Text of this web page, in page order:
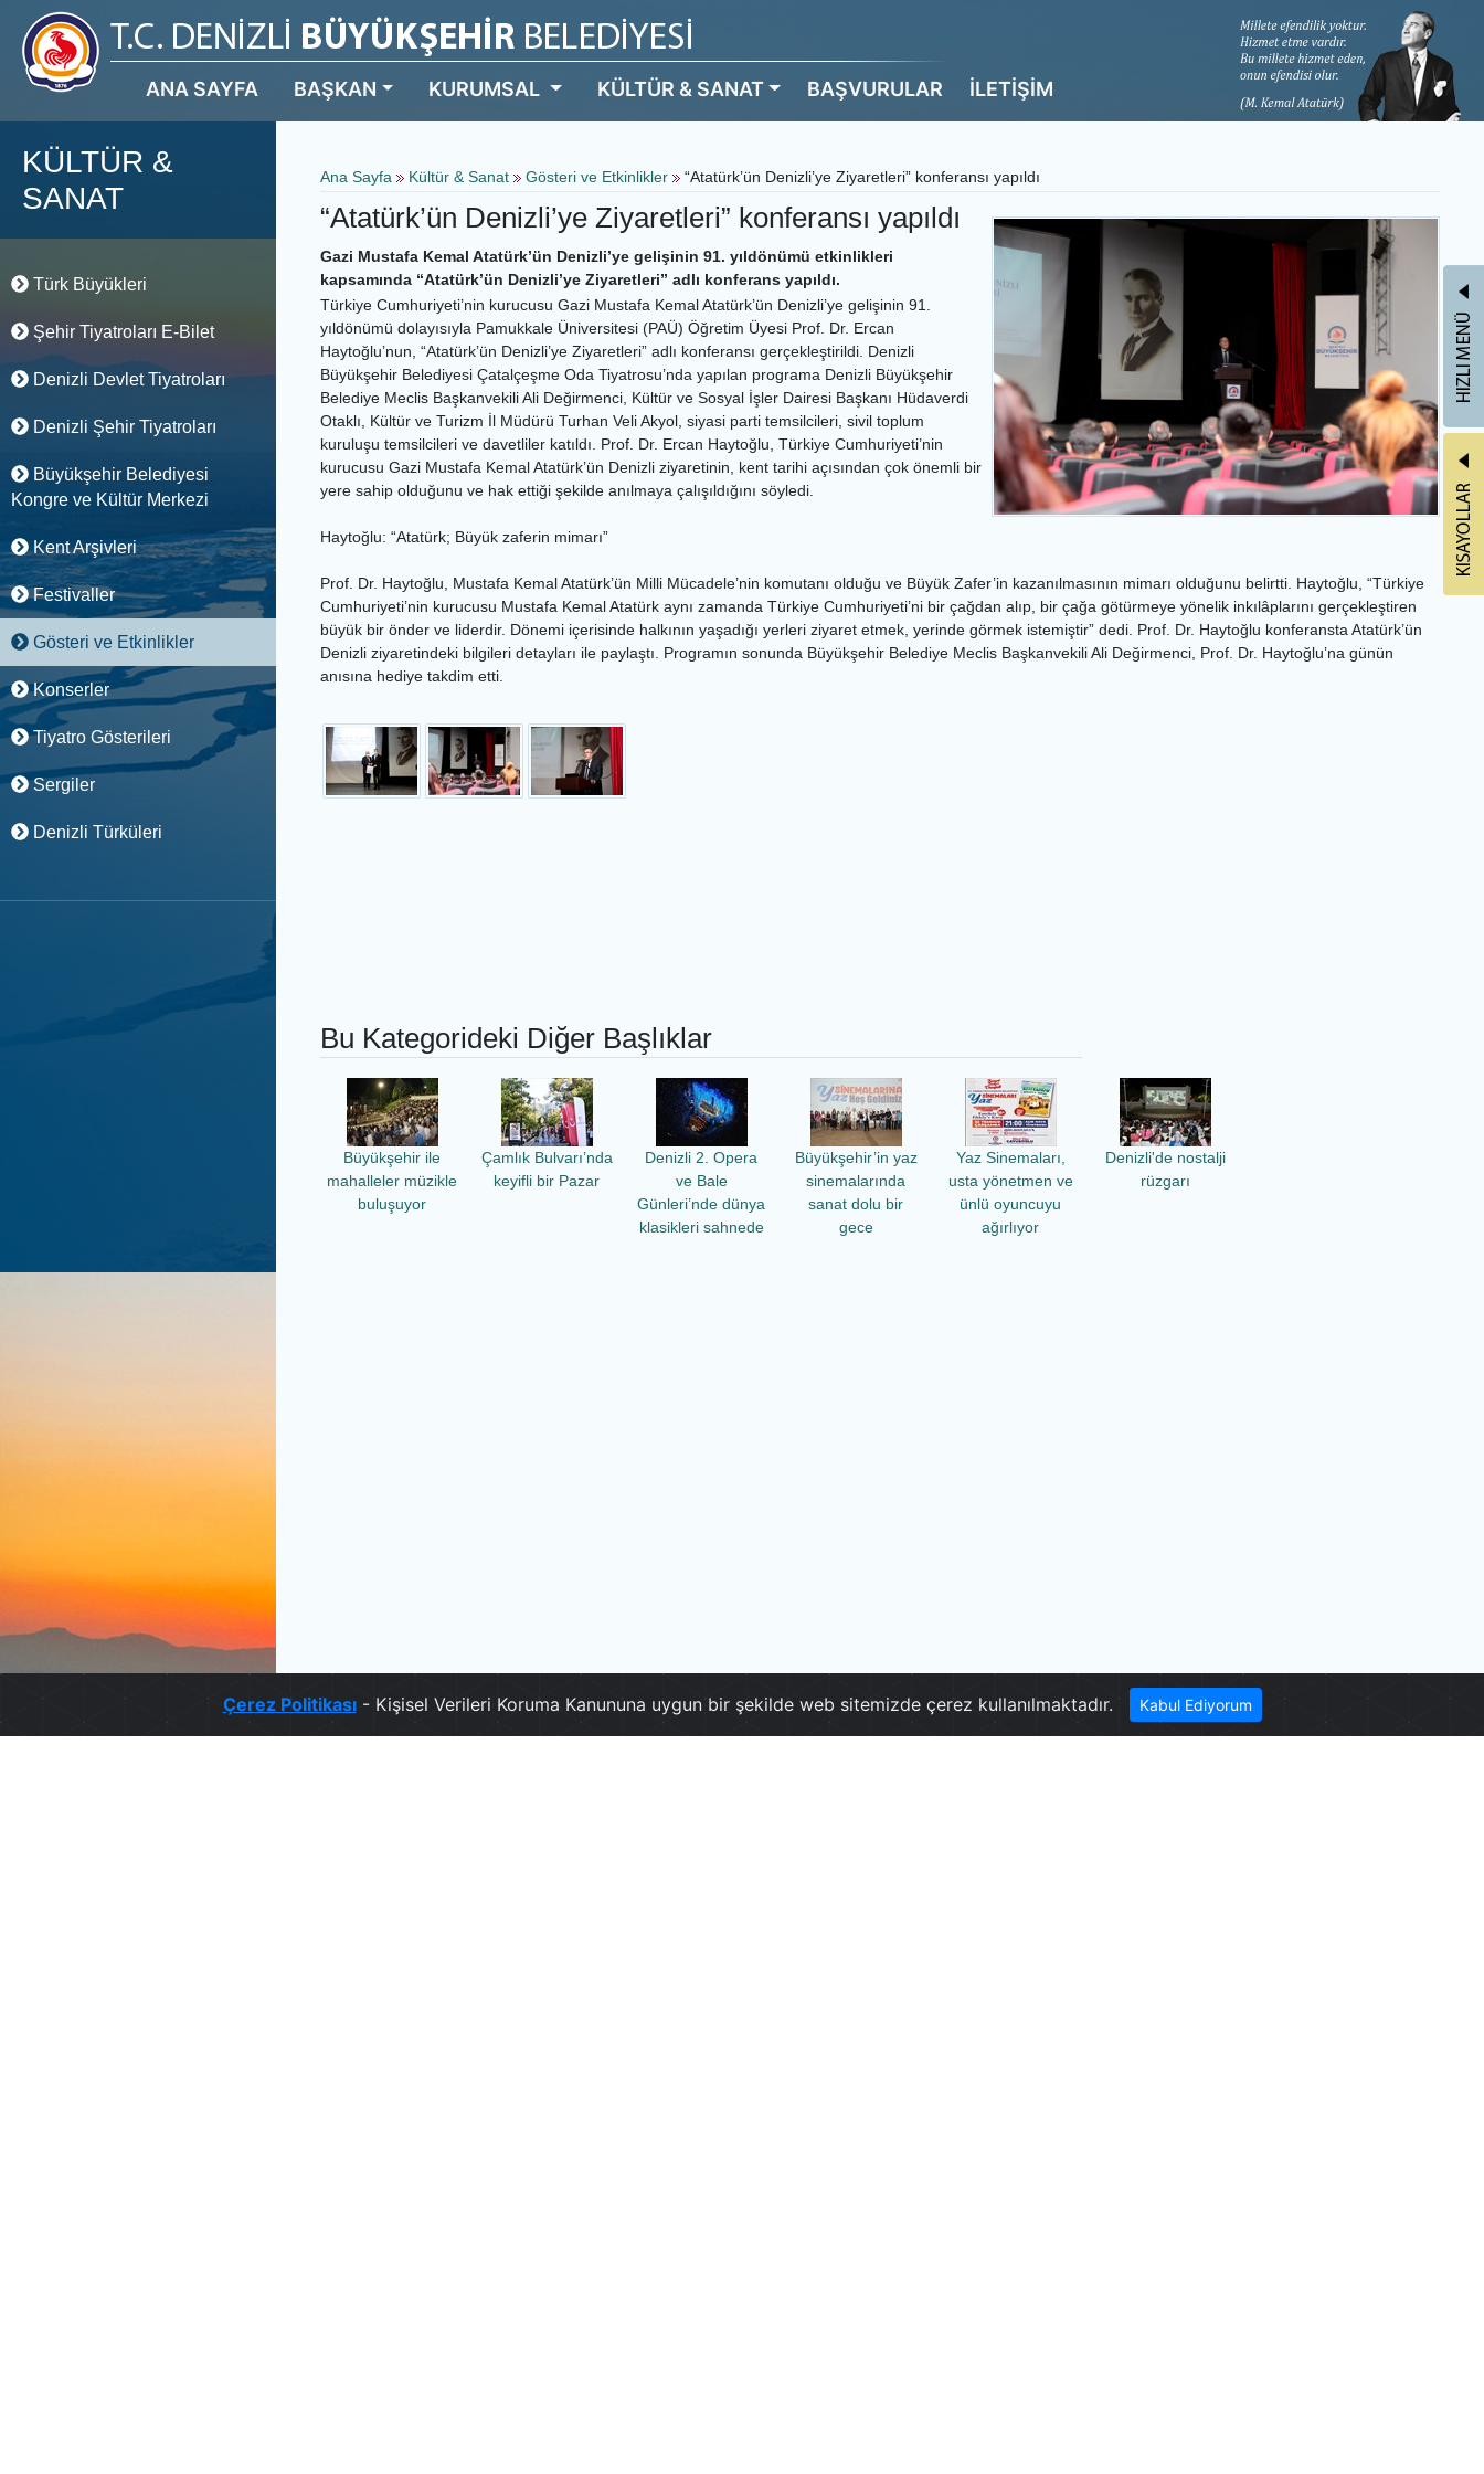
ANA SAYFA BAŞKAN KURUMSAL KÜLTÜR & SANAT BAŞVURULAR İLETİŞİM
KÜLTÜR &
SANAT
Türk Büyükleri
Şehir Tiyatroları E-Bilet
Denizli Devlet Tiyatroları
Denizli Şehir Tiyatroları
Büyükşehir Belediyesi
Kongre ve Kültür Merkezi
Kent Arşivleri
Festivaller
Gösteri ve Etkinlikler
Konserler
Tiyatro Gösterileri
Sergiler
Denizli Türküleri
Ana Sayfa Kültür & Sanat Gösteri ve Etkinlikler “Atatürk’ün Denizli’ye Ziyaretleri” konferansı yapıldı
“Atatürk’ün Denizli’ye Ziyaretleri” konferansı yapıldı
Gazi Mustafa Kemal Atatürk’ün Denizli’ye gelişinin 91. yıldönümü etkinlikleri
kapsamında “Atatürk’ün Denizli’ye Ziyaretleri” adlı konferans yapıldı.
Türkiye Cumhuriyeti’nin kurucusu Gazi Mustafa Kemal Atatürk’ün Denizli’ye gelişinin 91.
yıldönümü dolayısıyla Pamukkale Üniversitesi (PAÜ) Öğretim Üyesi Prof. Dr. Ercan
Haytoğlu’nun, “Atatürk’ün Denizli’ye Ziyaretleri” adlı konferansı gerçekleştirildi. Denizli
Büyükşehir Belediyesi Çatalçeşme Oda Tiyatrosu’nda yapılan programa Denizli Büyükşehir
Belediye Meclis Başkanvekili Ali Değirmenci, Kültür ve Sosyal İşler Dairesi Başkanı Hüdaverdi
Otaklı, Kültür ve Turizm İl Müdürü Turhan Veli Akyol, siyasi parti temsilcileri, sivil toplum
kuruluşu temsilcileri ve davetliler katıldı. Prof. Dr. Ercan Haytoğlu, Türkiye Cumhuriyeti’nin
kurucusu Gazi Mustafa Kemal Atatürk’ün Denizli ziyaretinin, kent tarihi açısından çok önemli bir
yere sahip olduğunu ve hak ettiği şekilde anılmaya çalışıldığını söyledi.
Haytoğlu: “Atatürk; Büyük zaferin mimarı”
Prof. Dr. Haytoğlu, Mustafa Kemal Atatürk’ün Milli Mücadele’nin komutanı olduğu ve Büyük Zafer’in kazanılmasının mimarı olduğunu belirtti. Haytoğlu, “Türkiye
Cumhuriyeti’nin kurucusu Mustafa Kemal Atatürk aynı zamanda Türkiye Cumhuriyeti’ni bir çağdan alıp, bir çağa götürmeye yönelik inkılâplarını gerçekleştiren
büyük bir önder ve liderdir. Dönemi içerisinde halkının yaşadığı yerleri ziyaret etmek, yerinde görmek istemiştir” dedi. Prof. Dr. Haytoğlu konferansta Atatürk’ün
Denizli ziyaretindeki bilgileri detayları ile paylaştı. Programın sonunda Büyükşehir Belediye Meclis Başkanvekili Ali Değirmenci, Prof. Dr. Haytoğlu’na günün
anısına hediye takdim etti.
Bu Kategorideki Diğer Başlıklar
Büyükşehir ile
mahalleler müzikle
buluşuyor
Çamlık Bulvarı’nda
keyifli bir Pazar
Denizli 2. Opera
ve Bale
Günleri’nde dünya
klasikleri sahnede
Büyükşehir’in yaz
sinemalarında
sanat dolu bir
gece
Yaz Sinemaları,
usta yönetmen ve
ünlü oyuncuyu
ağırlıyor
Denizli'de nostalji
rüzgarı
Çerez Politikası- Kişisel Verileri Koruma Kanununa uygun bir şekilde web sitemizde çerez kullanılmaktadır. Kabul Ediyorum